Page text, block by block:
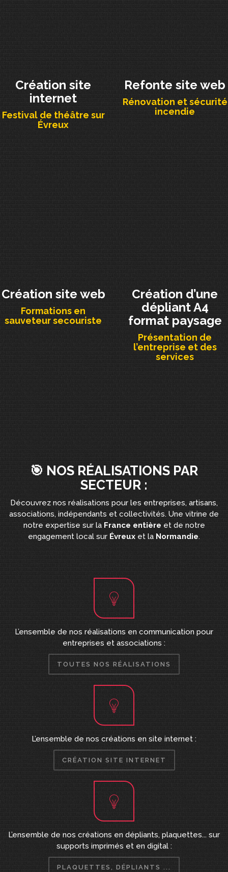
Création site
internet
Festival de théâtre sur
Évreux
Refonte site web
Rénovation et sécurité
incendie
Création site web
Formations en
sauveteur secouriste
Création d’une
dépliant A4
format paysage
Présentation de
l’entreprise et des
services
🎯 NOS RÉALISATIONS PAR
SECTEUR :
Découvrez nos réalisations pour les entreprises, artisans,
associations, indépendants et collectivités. Une vitrine de
notre expertise sur la France entière et de notre
engagement local sur Évreux et la Normandie.
L’ensemble de nos réalisations en communication pour
entreprises et associations :
TOUTES NOS RÉALISATIONS
L’ensemble de nos créations en site internet :
CRÉATION SITE INTERNET
L’ensemble de nos créations en dépliants, plaquettes... sur
supports imprimés et en digital :
PLAQUETTES, DÉPLIANTS ...